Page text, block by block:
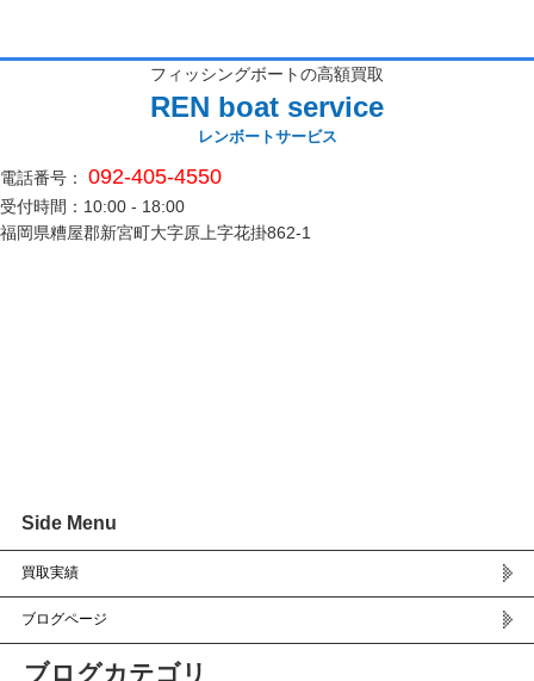
フィッシングボートの高額買取
REN boat service
レンボートサービス
電話番号： 092-405-4550
受付時間：10:00 - 18:00
福岡県糟屋郡新宮町大字原上字花掛862-1
Side Menu
買取実績
ブログページ
ブログカテゴリ